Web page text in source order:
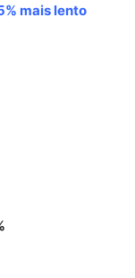
mais lento